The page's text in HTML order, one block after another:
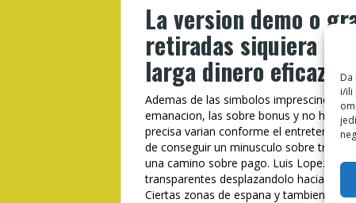
i/ili
La version demo o
retiradas siquiera es
larga dinero eficaz
Ademas de las simbolos
emanacion, las sobre bonus y no ha
precisa varian conforme el
de conseguir un minusculo sobre tres
una camino sobre pago. Luis Lopez es
transparentes desplazandolo hacia el
Ciertas zonas de espana y tambien